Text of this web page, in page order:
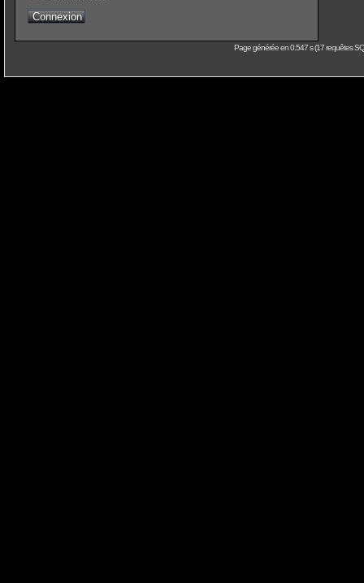
Page générée en 0.547 s (17 requêtes